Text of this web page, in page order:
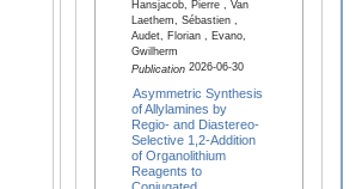
Hansjacob, Pierre , Van
Laethem, Sébastien ,
Audet, Florian , Evano,
Gwilherm
Publication2026-06-30
Asymmetric Synthesis
of Allylamines by
Regio- and Diastereo-
Selective 1,2-Addition
of Organolithium
Reagents to
Conjugated